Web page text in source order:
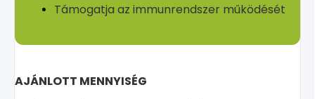
Támogatja az immunrendszer működését
AJÁNLOTT MENNYISÉG